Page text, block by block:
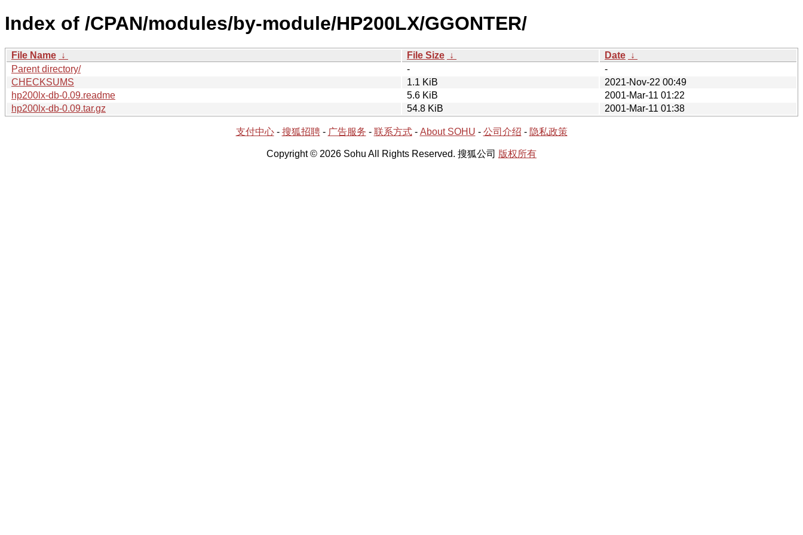
Index of /CPAN/modules/by-module/HP200LX/GGONTER/
File Name ↓ File Size ↓ Date ↓
Parent directory/
-
-
CHECKSUMS
1.1 KiB
2021-Nov-22 00:49
hp200lx-db-0.09.readme
5.6 KiB
2001-Mar-11 01:22
hp200lx-db-0.09.tar.gz
54.8 KiB 2001-Mar-11 01:38
支付中心- 搜狐招聘- 广告服务 - 联系方式- About SOHU - 公司介绍 - 隐私政策
Copyright © 2026 Sohu All Rights Reserved. 搜狐公司 版权所有